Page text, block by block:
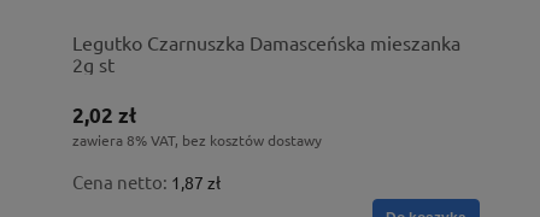
Legutko Czarnuszka Damasceńska mieszanka
2g st
2,02 zł
zawiera 8% VAT, bez kosztów dostawy
Cena netto: 1,87 zł